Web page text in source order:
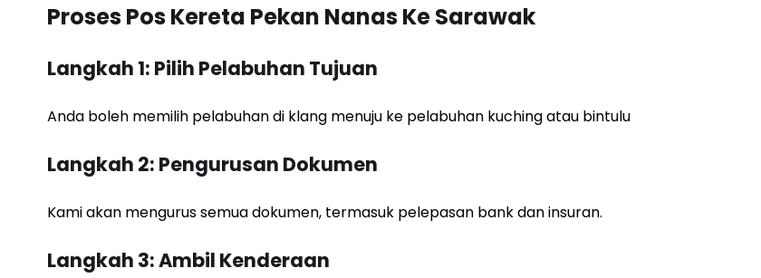
Proses Pos Kereta Pekan Nanas Ke Sarawak
Langkah 1: Pilih Pelabuhan Tujuan
Anda boleh memilih pelabuhan di klang menuju ke pelabuhan kuching atau bintulu
Langkah 2: Pengurusan Dokumen
Kami akan mengurus semua dokumen, termasuk pelepasan bank dan insuran.
Langkah 3: Ambil Kenderaan